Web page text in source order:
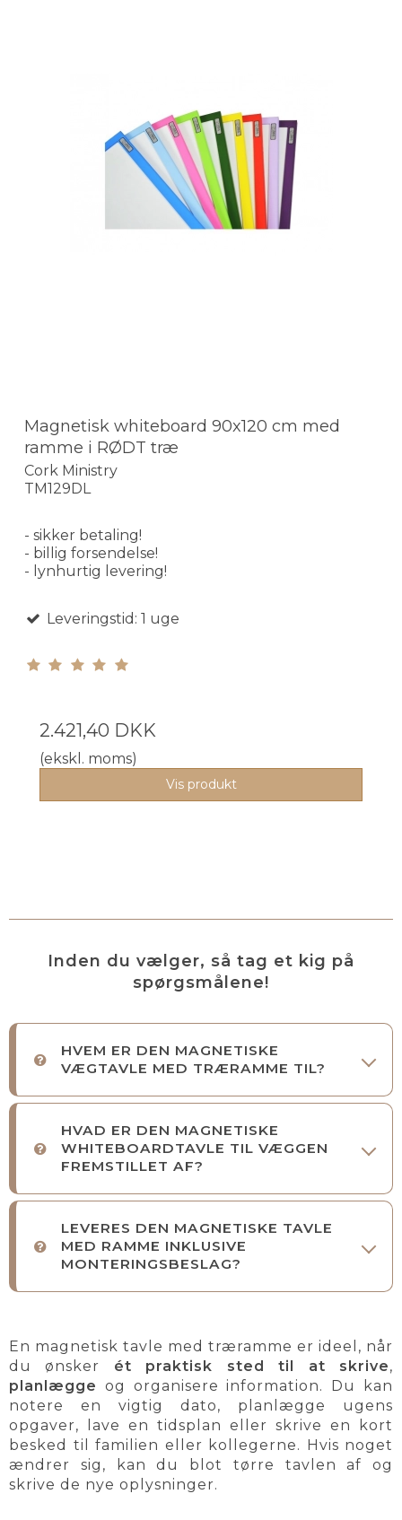
Magnetisk whiteboard 90x120 cm med
ramme i RØDT træ
Cork Ministry
TM129DL
- sikker betaling!
- billig forsendelse!
- lynhurtig levering!
Leveringstid: 1 uge
2.421,40 DKK
(ekskl. moms)
Vis produkt
Inden du vælger, så tag et kig på
spørgsmålene!
HVEM ER DEN MAGNETISKE
VÆGTAVLE MED TRÆRAMME TIL?
HVAD ER DEN MAGNETISKE
WHITEBOARDTAVLE TIL VÆGGEN
FREMSTILLET AF?
LEVERES DEN MAGNETISKE TAVLE
MED RAMME INKLUSIVE
MONTERINGSBESLAG?
En magnetisk tavle med træramme er ideel, når
du ønsker ét praktisk sted til at skrive,
planlægge og organisere information. Du kan
notere en vigtig dato, planlægge ugens
opgaver, lave en tidsplan eller skrive en kort
besked til familien eller kollegerne. Hvis noget
ændrer sig, kan du blot tørre tavlen af og
skrive de nye oplysninger.